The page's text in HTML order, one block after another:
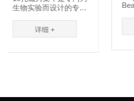
专用
附...
Beads 含有和 Magneti-